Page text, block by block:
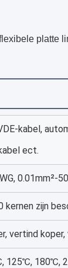
platte
kabel,
ect.
0.01mm²-
kernen zijn
vertind
125℃, 180℃,